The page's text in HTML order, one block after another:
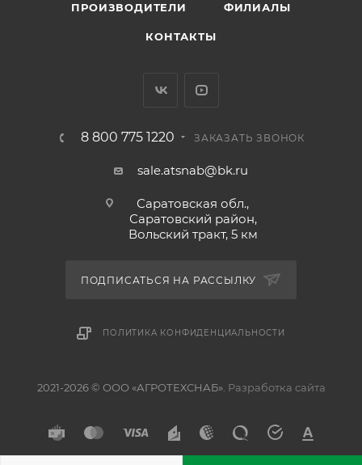
ПРОИЗВОДИТЕЛИ ФИЛИАЛЫ
КОНТАКТЫ
8 800 775 1220 ЗАКАЗАТЬ ЗВОНОК
sale.atsnab@bk.ru
Саратовская обл.,
Саратовский район,
Вольский тракт, 5 км
ПОДПИСАТЬСЯ НА РАССЫЛКУ
ПОЛИТИКА КОНФИДЕНЦИАЛЬНОСТИ
2021-2026 © ООО «АГРОТЕХСНАБ». Разработка сайта